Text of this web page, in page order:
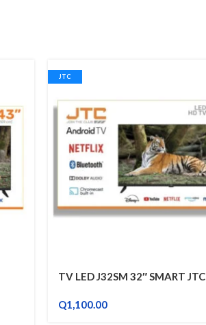
JTC
TV LED J32SM 32″ SMART JTC
Q1,100.00